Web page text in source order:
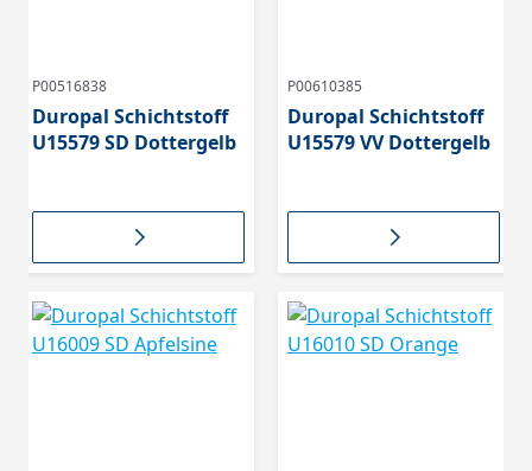
P00516838
Duropal Schichtstoff
U15579 SD Dottergelb
P00610385
Duropal Schichtstoff
U15579 VV Dottergelb